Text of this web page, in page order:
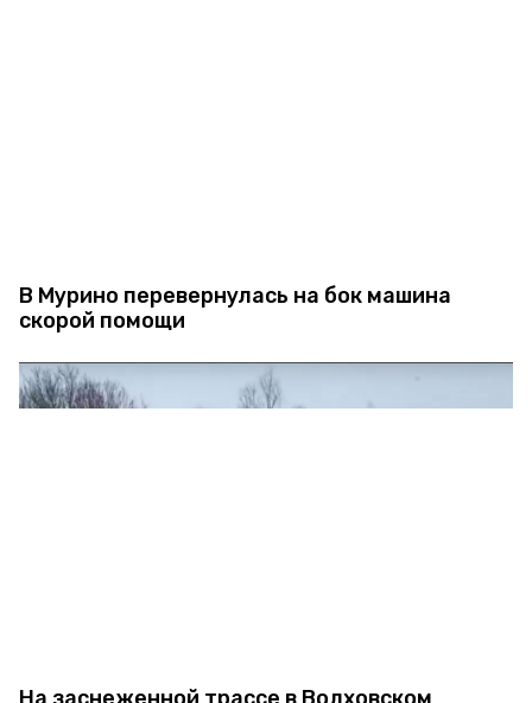
В Мурино перевернулась на бок машина
скорой помощи